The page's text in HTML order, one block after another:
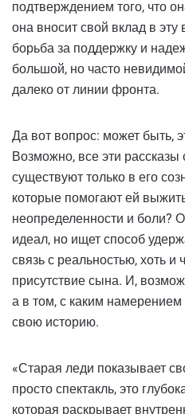
подтверждением того, что
она вносит свой вклад в
борьба за поддержку и
большой, но часто
далеко от линии фронта.
Да вот вопрос: может быть,
Возможно, все эти рассказы
существуют только в его
которые помогают ей
неопределенности и боли?
идеал, но ищет способ
связь с реальностью, хоть
присутствие сына. И,
а в том, с каким
свою историю.
«Старая леди показывает
просто спектакль, это
которая раскрывает